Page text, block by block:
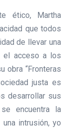
ético, Martha
que todos
de llevar una
el acceso a los
obra “Fronteras
justa es
desarrollar sus
encuentra la
intrusión, yo